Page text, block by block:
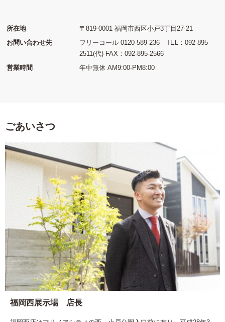
所在地
〒819-0001 福岡市西区小戸3丁目27-21
お問い合わせ先
フリーコール 0120-589-236 TEL：092-895-
2511(代) FAX：092-895-2566
営業時間
年中無休 AM9:00-PM8:00
ごあいさつ
福岡西展示場 店長